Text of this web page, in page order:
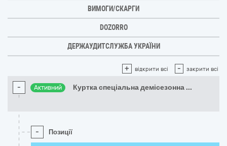
ВИМОГИ/СКАРГИ
DOZORRO
ДЕРЖАУДИТСЛУЖБА УКРАЇНИ
+ відкрити всі - закрити всі
- Активний Куртка спеціальна демісезонна ...
- Позиції